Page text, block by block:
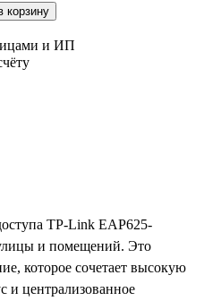
и ИП
TP-Link EAP625-
и помещений. Это
которое сочетает высокую
и централизованное